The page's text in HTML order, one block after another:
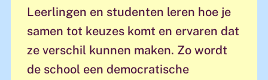
Leerlingen en studenten leren hoe je
samen tot keuzes komt en ervaren dat
ze verschil kunnen maken. Zo wordt
de school een democratische